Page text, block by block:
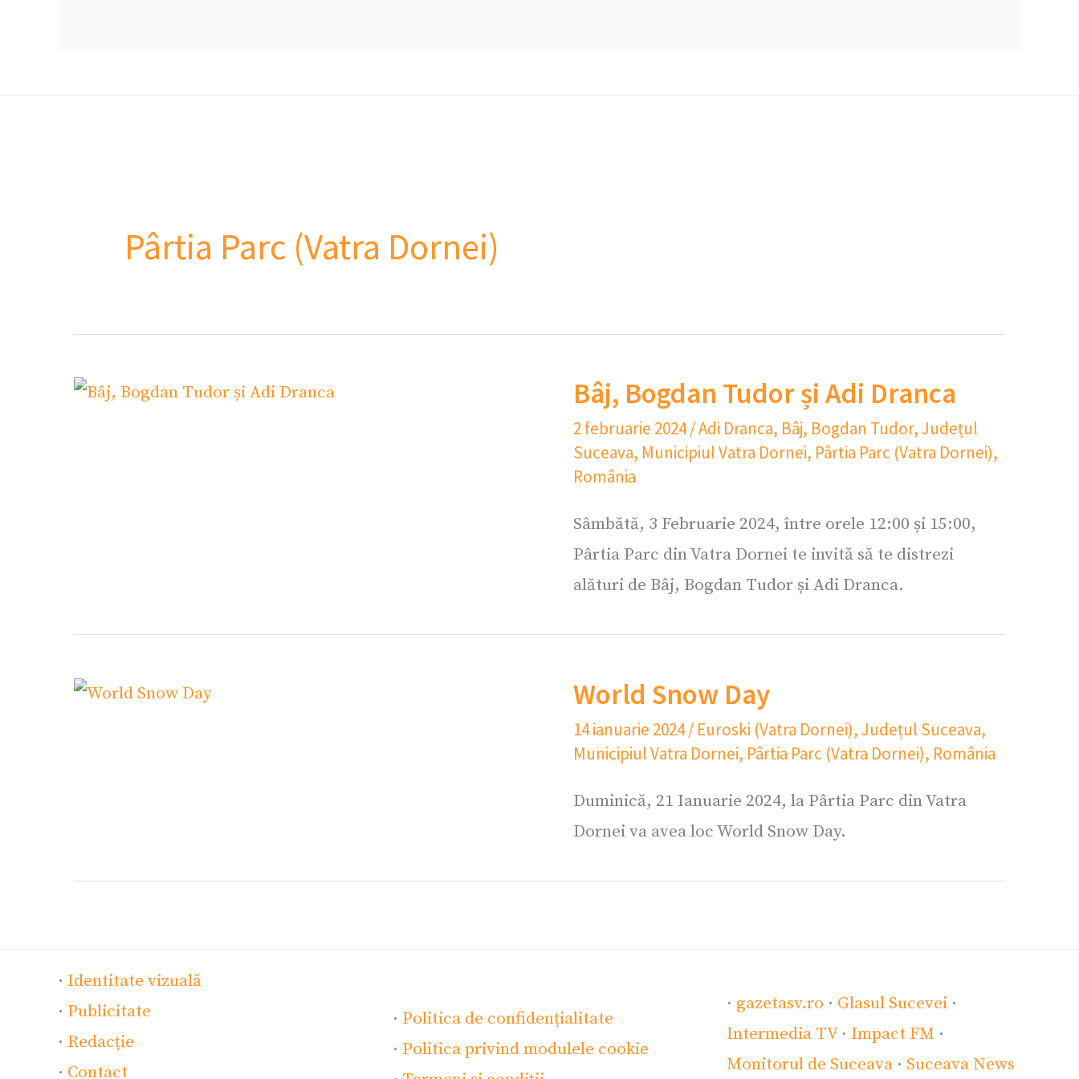
Pârtia Parc (Vatra Dornei)
Bâj, Bogdan Tudor și Adi Dranca
2 februarie 2024/Adi Dranca, Bâj, Bogdan Tudor,Județul
Suceava, Municipiul Vatra Dornei, Pârtia Parc (Vatra Dornei),
România
Sâmbătă, 3 Februarie 2024, între orele 12:00 și 15:00,
Pârtia Parc din Vatra Dornei te invită să te distrezi
alături de Bâj, Bogdan Tudor și Adi Dranca.
World Snow Day
14 ianuarie 2024/ Euroski (Vatra Dornei),Județul Suceava,
Municipiul Vatra Dornei, Pârtia Parc (Vatra Dornei), România
Duminică, 21 Ianuarie 2024, la Pârtia Parc din Vatra
Dornei va avea loc World Snow Day.
· Identitate vizuală
· Publicitate
· Redacție
· Contact
· Politica de confidențialitate
· Politica privind modulele cookie
· gazetasv.ro · Glasul Sucevei ·
Intermedia TV· Impact FM ·
Monitorul de Suceava · Suceava News